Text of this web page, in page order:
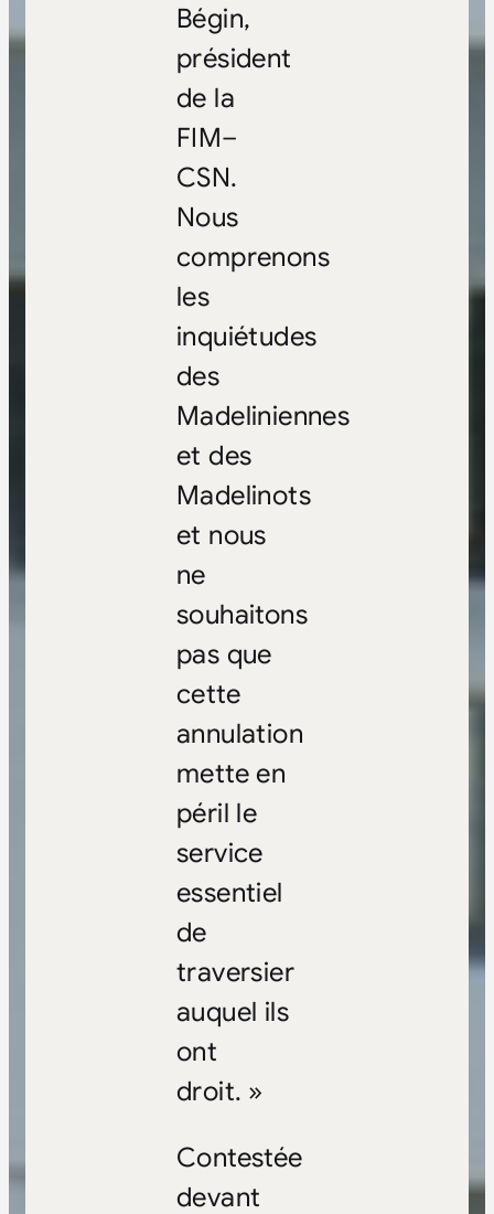
Bégin,
président
de la
FIM–
CSN.
Nous
comprenons
les
inquiétudes
des
Madeliniennes
et des
Madelinots
et nous
ne
souhaitons
pas que
cette
annulation
mette en
péril le
service
essentiel
de
traversier
auquel ils
ont
droit. »
Contestée
devant